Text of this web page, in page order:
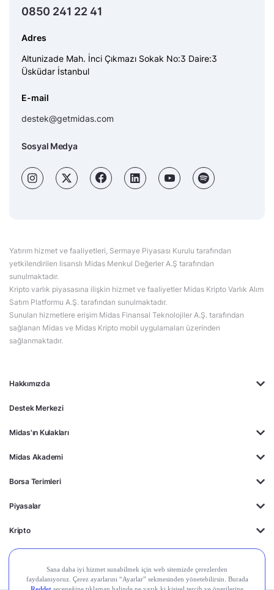
Hakkımızda
Destek Merkezi
Midas'ın Kulakları
Midas Akademi
Borsa Terimleri
Piyasalar
Kripto
Ayrıcalıklar
0850 241 22 41
Adres
Altunizade Mah. İnci Çıkmazı Sokak No:3 Daire:3
Üsküdar İstanbul
E-mail
destek@getmidas.com
Sosyal Medya
Yatırım hizmet ve faaliyetleri, Sermaye Piyasası Kurulu tarafından
yetkilendirilen lisanslı Midas Menkul Değerler A.Ş tarafından
sunulmaktadır.
Kripto varlık piyasasına ilişkin hizmet ve faaliyetler Midas Kripto Varlık Alım
Satım Platformu A.Ş. tarafından sunulmaktadır.
Sunulan hizmetlere erişim Midas Finansal Teknolojiler A.Ş. tarafından
sağlanan Midas ve Midas Kripto mobil uygulamaları üzerinden
sağlanmaktadır.